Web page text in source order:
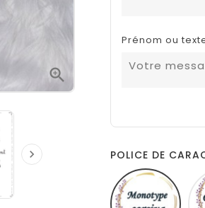


Prénom ou
POLICE DE